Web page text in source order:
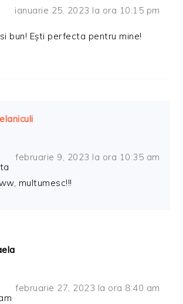
ianuarie 25, 2023 la ora 10:15 pm
bun! Ești perfecta pentru mine!
februarie 9, 2023 la ora 10:35 am
multumesc!!!
februarie 27, 2023 la ora 8:40 am